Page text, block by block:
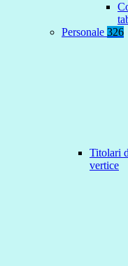
Personale 326
Titolari
vertice